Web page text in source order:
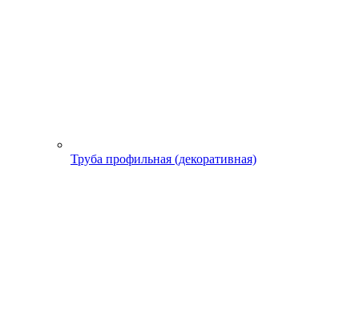
Труба профильная (декоративная)